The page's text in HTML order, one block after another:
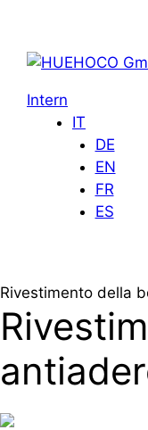
contenuto
Intern
IT
DE
EN
FR
ES
Rivestimento della